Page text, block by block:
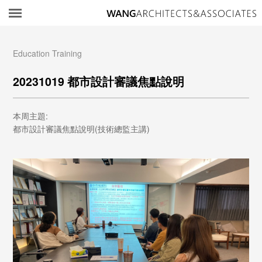
Education Training
​20231019 都市設計審議焦點說明
​本周主題:
都市設計審議焦點說明(技術總監主講)